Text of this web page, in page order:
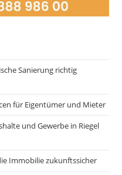
Sanierung richtig
für Eigentümer und Mieter
und Gewerbe in Riegel
Immobilie zukunftssicher